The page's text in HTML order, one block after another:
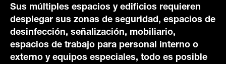
Sus múltiples espacios y edificios requieren
desplegar sus zonas de seguridad, espacios de
desinfección, señalización, mobiliario,
espacios de trabajo para personal interno o
externo y equipos especiales, todo es posible